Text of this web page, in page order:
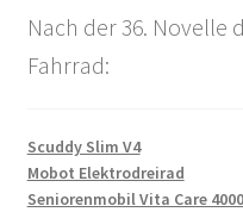
Nach der 36. Novelle
Fahrrad:
Scuddy Slim V4
Mobot Elektrodreirad
Seniorenmobil Vita Care 4000